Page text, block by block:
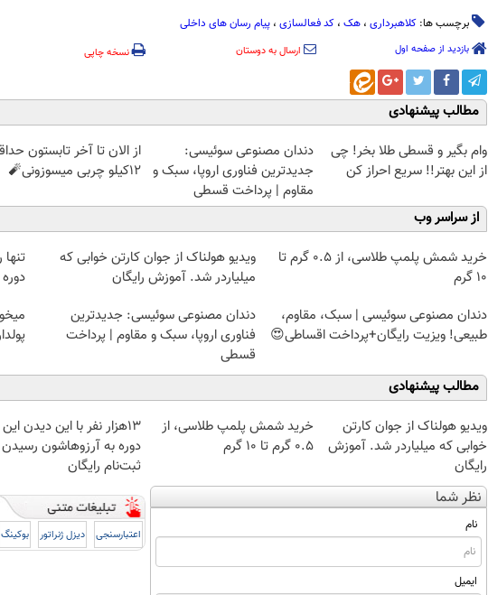
برچسب ها: کلاهبرداری ، هک ، کد فعالسازی ، پیام رسان های داخلی
بازدید از صفحه اول ارسال به دوستان نسخه چاپی
مطالب پیشنهادی
وام بگیر و قسطی طلا بخر! چی
از این بهتر!! سریع احراز کن
دندان مصنوعی سوئیسی:
جدیدترین فناوری اروپا، سبک و
مقاوم | پرداخت قسطی
از الان تا آخر تابستون
12کیلو چربی میسوزونی🧨
از سراسر وب
خرید شمش پلمپ طلاسی، از ۰.۵ گرم تا
۱۰ گرم
ویدیو هولناک از جوان کارتن خوابی که
میلیاردر شد. آموزش رایگان
دندان مصنوعی سوئیسی | سبک، مقاوم،
طبیعی! ویزیت رایگان+پرداخت اقساطی😍
دندان مصنوعی سوئیسی: جدیدترین
فناوری اروپا، سبک و مقاوم | پرداخت
قسطی
مطالب پیشنهادی
ویدیو هولناک از جوان کارتن
خوابی که میلیاردر شد. آموزش
رایگان
خرید شمش پلمپ طلاسی، از
۰.۵ گرم تا ۱۰ گرم
13هزار نفر با این دیدن این
دوره به آرزوهاشون
ثبت‌‌نام رایگان
نظر شما
نام
ایمیل
اعتبارسنجی دیزل ژنراتور بوکینگ